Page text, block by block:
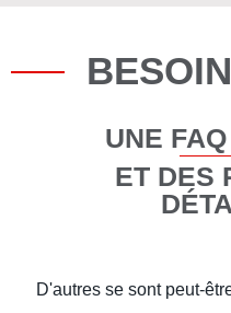
UNE
ET DES
D'autres se sont peut-